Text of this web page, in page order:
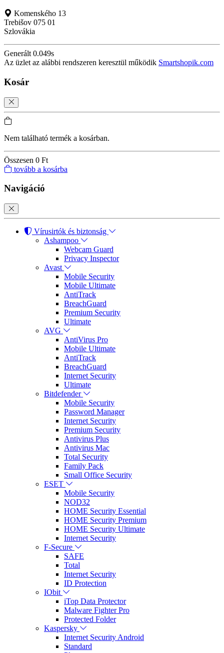
Komenského 13
Trebišov 075 01
Szlovákia
Generált 0.049s
Az üzlet az alábbi rendszeren keresztül működik Smartshopik.com
Kosár
Nem található termék a kosárban.
Összesen 0 Ft
tovább a kosárba
Navigáció
Vírusirtók és biztonság
Ashampoo
Webcam Guard
Privacy Inspector
Avast
Mobile Security
Mobile Ultimate
AntiTrack
BreachGuard
Premium Security
Ultimate
AVG
AntiVirus Pro
Mobile Ultimate
AntiTrack
BreachGuard
Internet Security
Ultimate
Bitdefender
Mobile Security
Password Manager
Internet Security
Premium Security
Antivirus Plus
Antivirus Mac
Total Security
Family Pack
Small Office Security
ESET
Mobile Security
NOD32
HOME Security Essential
HOME Security Premium
HOME Security Ultimate
Internet Security
F-Secure
SAFE
Total
Internet Security
ID Protection
IObit
iTop Data Protector
Malware Fighter Pro
Protected Folder
Kaspersky
Internet Security Android
Standard